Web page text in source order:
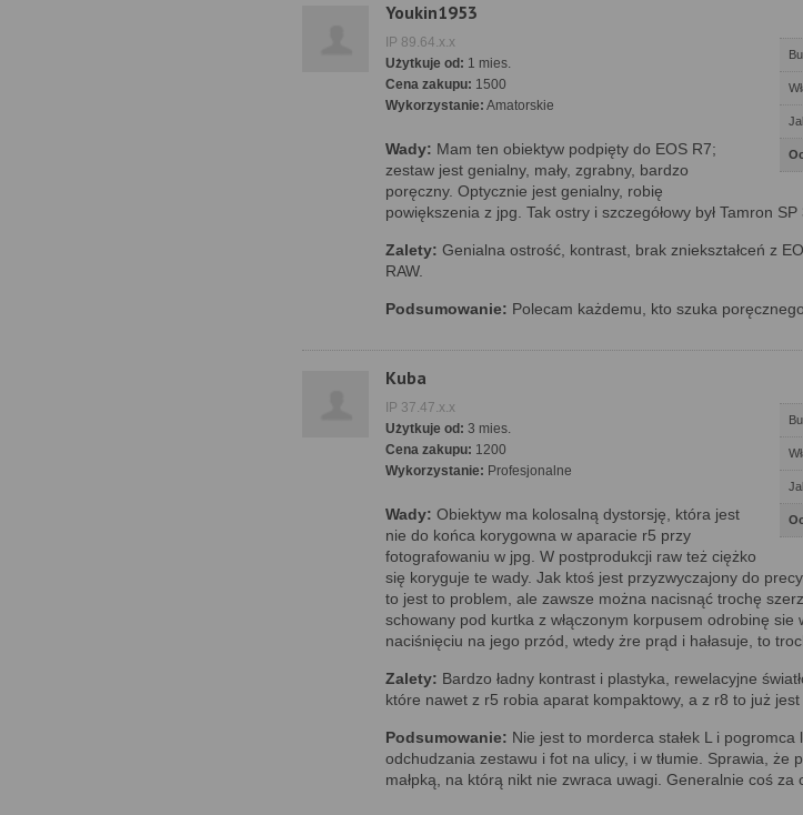
Youkin1953
IP 89.64.x.x
Użytkuje od: 1 mies.
Cena zakupu: 1500
Wykorzystanie: Amatorskie
Wady: Mam ten obiektyw podpięty do EOS R7;
zestaw jest genialny, mały, zgrabny, bardzo
poręczny. Optycznie jest genialny, robię
powiększenia z jpg. Tak ostry i szczegółowy był Tamron
Zalety: Genialna ostrość, kontrast, brak zniekształceń z
RAW.
Podsumowanie: Polecam każdemu, kto szuka
Kuba
IP 37.47.x.x
Użytkuje od: 3 mies.
Cena zakupu: 1200
Wykorzystanie: Profesjonalne
Wady: Obiektyw ma kolosalną dystorsję, która jest
nie do końca korygowna w aparacie r5 przy
fotografowaniu w jpg. W postprodukcji raw też ciężko
się koryguje te wady. Jak ktoś jest przyzwyczajony do
to jest to problem, ale zawsze można nacisnąć trochę
schowany pod kurtka z włączonym korpusem odrobinę sie
naciśnięciu na jego przód, wtedy żre prąd i hałasuje, to
Zalety: Bardzo ładny kontrast i plastyka, rewelacyjne
które nawet z r5 robia aparat kompaktowy, a z r8 to już jest
Podsumowanie: Nie jest to morderca stałek L i
odchudzania zestawu i fot na ulicy, i w tłumie. Sprawia, że
małpką, na którą nikt nie zwraca uwagi. Generalnie coś za